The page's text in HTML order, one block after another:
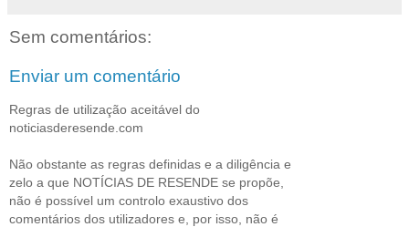
Sem comentários:
Enviar um comentário
Regras de utilização aceitável do
noticiasderesende.com
Não obstante as regras definidas e a diligência e
zelo a que NOTÍCIAS DE RESENDE se propõe,
não é possível um controlo exaustivo dos
comentários dos utilizadores e, por isso, não é